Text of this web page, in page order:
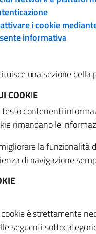
i cookie
informativa
una sezione
COOKIE
testo contenenti
rimandano le
la funzionalità
di navigazione
è strettamente
seguenti